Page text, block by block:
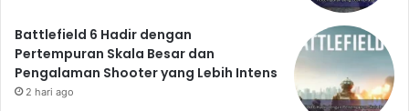
Battlefield 6 Hadir dengan
Pertempuran Skala Besar dan
Pengalaman Shooter yang Lebih Intens
2 hari ago